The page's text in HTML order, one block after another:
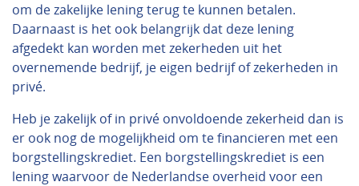
om de zakelijke lening terug te kunnen betalen.
Daarnaast is het ook belangrijk dat deze lening
afgedekt kan worden met zekerheden uit het
overnemende bedrijf, je eigen bedrijf of zekerheden in
privé.
Heb je zakelijk of in privé onvoldoende zekerheid dan is
er ook nog de mogelijkheid om te financieren met een
borgstellingskrediet. Een borgstellingskrediet is een
lening waarvoor de Nederlandse overheid voor een